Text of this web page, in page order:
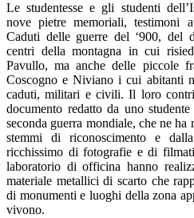
Le studentesse e gli studenti
nove pietre memoriali, testimoni
Caduti delle guerre del ‘900, del
centri della montagna in cui
Pavullo, ma anche delle piccole
Coscogno e Niviano i cui abitanti
caduti, militari e civili. Il loro
documento redatto da uno
seconda guerra mondiale, che ne
stemmi di riconoscimento e
ricchissimo di fotografie e di
laboratorio di officina hanno
materiale metallici di scarto che
di monumenti e luoghi della zona
vivono.